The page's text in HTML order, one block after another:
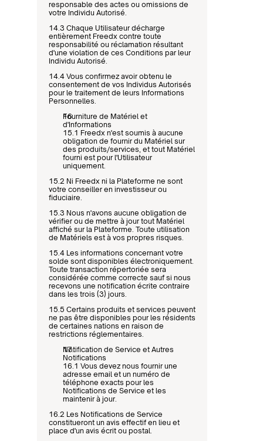
responsable des actes ou omissions de
votre Individu Autorisé.
14.3 Chaque Utilisateur décharge
entièrement Freedx contre toute
responsabilité ou réclamation résultant
d'une violation de ces Conditions par leur
Individu Autorisé.
14.4 Vous confirmez avoir obtenu le
consentement de vos Individus Autorisés
pour le traitement de leurs Informations
Personnelles.
Fourniture de Matériel et
d'Informations
15.1 Freedx n'est soumis à aucune
obligation de fournir du Matériel sur
des produits/services, et tout Matériel
fourni est pour l'Utilisateur
uniquement.
15.2 Ni Freedx ni la Plateforme ne sont
votre conseiller en investisseur ou
fiduciaire.
15.3 Nous n'avons aucune obligation de
vérifier ou de mettre à jour tout Matériel
affiché sur la Plateforme. Toute utilisation
de Matériels est à vos propres risques.
15.4 Les informations concernant votre
solde sont disponibles électroniquement.
Toute transaction répertoriée sera
considérée comme correcte sauf si nous
recevons une notification écrite contraire
dans les trois (3) jours.
15.5 Certains produits et services peuvent
ne pas être disponibles pour les résidents
de certaines nations en raison de
restrictions réglementaires.
Notification de Service et Autres
Notifications
16.1 Vous devez nous fournir une
adresse email et un numéro de
téléphone exacts pour les
Notifications de Service et les
maintenir à jour.
16.2 Les Notifications de Service
constitueront un avis effectif en lieu et
place d'un avis écrit ou postal.